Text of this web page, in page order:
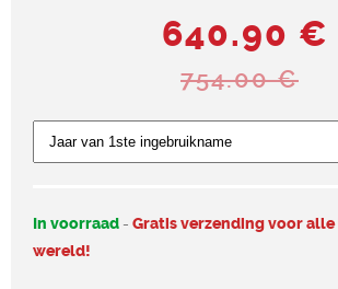
640.90 €
754.00 €
In voorraad - Gratis verzending voor
wereld!